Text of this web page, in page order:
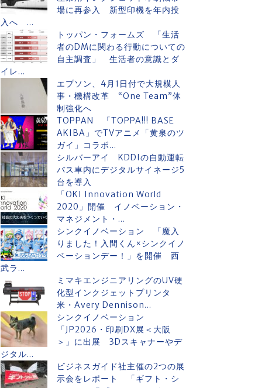
場に再参入 新型印機を年内投
入へ ...
トッパン・フォームズ 「生活
者のDMに関わる行動についての
自主調査」 生活者の意識とダ
イレ...
エプソン、4月1日付で大規模人
事・機構改革 “One Team”体
制強化へ
TOPPAN 「TOPPA!!! BASE
AKIBA」でTVアニメ「黄泉のツ
ガイ」コラボ...
シルバーアイ KDDIの自動運転
バス車内にデジタルサイネージ5
台を導入
「OKI Innovation World
2020」開催 イノベーション・
マネジメント・...
シンクイノベーション 「魔入
りました！入間くん×シンクイノ
ベーションデー！」を開催 西
武ラ...
ミマキエンジニアリングのUV硬
化型インクジェットプリンタ
米・Avery Dennison...
シンクイノベーション
「JP2026・印刷DX展＜大阪
＞」に出展 3Dスキャナーやデ
ジタル...
ビジネスガイド社主催の2つの展
示会をレポート 「ギフト・シ